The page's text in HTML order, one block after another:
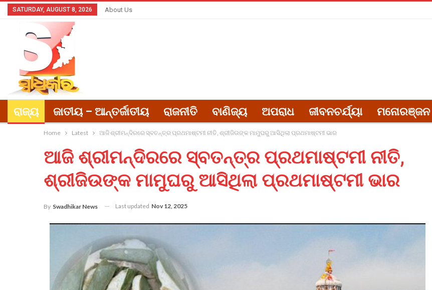
SATURDAY, AUGUST 8, 2026 About Us
ରାଜ୍ୟ ଜାତୀୟ – ଆନ୍ତର୍ଜାତୀୟ ରାଜନୀତି ବାଣିଜ୍ୟ ଅପରାଧ ଜୀବନଚର୍ଯ୍ୟା ମନୋରଞ୍ଜନ
Home Latest ଆଜି ଶ୍ରୀମନ୍ଦିରରେ ସ୍ବତନ୍ତ୍ର ପ୍ରଥମାଷ୍ଟମୀ ନୀତି, ଶ୍ରୀଜିଉଙ୍କ ମାମୁଘରୁ ଆସିଥିଲା ପ୍ରଥମାଷ୍ଟମୀ ଭାର
ଆଜି ଶ୍ରୀମନ୍ଦିରରେ ସ୍ବତନ୍ତ୍ର ପ୍ରଥମାଷ୍ଟମୀ ନୀତି,
ଶ୍ରୀଜିଉଙ୍କ ମାମୁଘରୁ ଆସିଥିଲା ପ୍ରଥମାଷ୍ଟମୀ ଭାର
By Swadhikar News Last updated Nov 12, 2025